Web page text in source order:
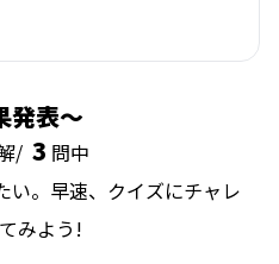
発表
/ 3 問中
い。早速、クイズにチャレ
みよう!